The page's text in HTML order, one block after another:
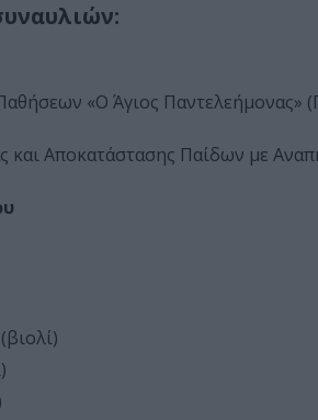
«Ο Άγιος Παντελεήμονας»
και Αποκατάστασης Παίδων με
(βιολί)